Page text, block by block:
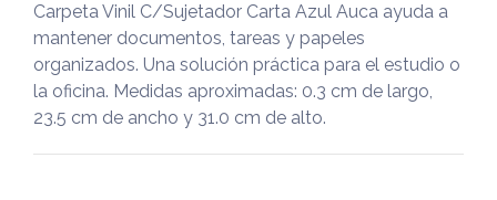
Carpeta Vinil C/Sujetador Carta Azul Auca ayuda a
mantener documentos, tareas y papeles
organizados. Una solución práctica para el estudio o
la oficina. Medidas aproximadas: 0.3 cm de largo,
23.5 cm de ancho y 31.0 cm de alto.